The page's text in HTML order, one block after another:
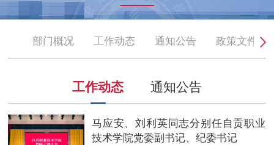
部门概况 工作动态 通知公告 政策文件
工作动态 通知公告
马应安、刘利英同志分别任自贡职业
技术学院党委副书记、纪委书记